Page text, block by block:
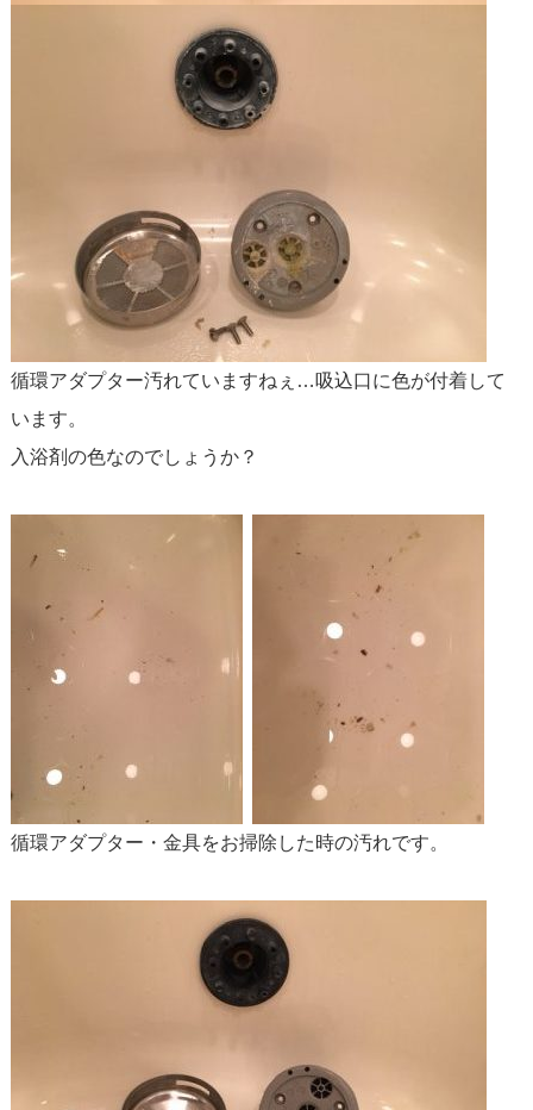
循環アダプター汚れていますねぇ…吸込口に色が付着して
います。
入浴剤の色なのでしょうか？
循環アダプター・金具をお掃除した時の汚れです。